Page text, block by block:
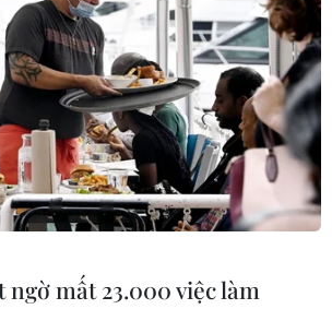
Viên sa lưới
khám nghiệm
tra nguyên nhân
Hòa
đấu tranh phòng,
mất 23.000 việc làm